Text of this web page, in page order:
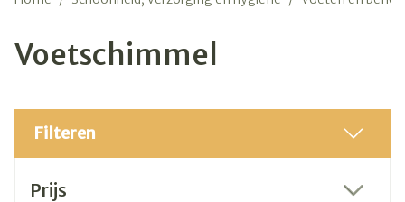
Voetschimmel
Filteren
Prijs